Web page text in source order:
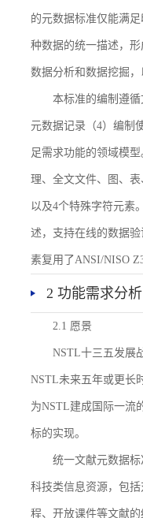
的元数据标准仅能满
种数据的统一描述，
数据分析和数据挖掘
本标准的编制遵
元数据记录（4）编制
足需求功能的领域模
理、全文文件、图、
以及4个特殊字符元素
述，支持在线的数据
素复用了ANSI/NISO
2 功能需求分析
2.1 愿景
NSTL十三五发展
NSTL未来五年或更长
为NSTL建成国际一流
标的实现。
统一文献元数据
科技类信息资源，包
程、开放课件等文献